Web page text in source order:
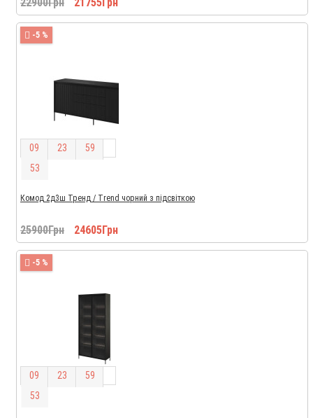
-5 %
09 23 59
52
Комод 2д3ш Тренд / Trend чорний з підсвіткою
25900Грн 24605Грн
-5 %
09 23 59
52